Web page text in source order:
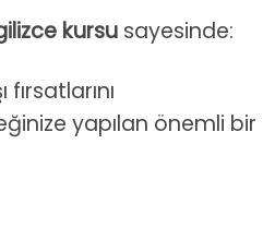
kursu sayesinde:
yapılan önemli bir